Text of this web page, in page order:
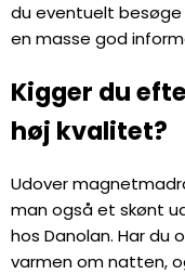
du eventuelt besøge
en masse god
Kigger du
høj kvalitet?
Udover
man også et skønt
hos Danolan. Har
varmen om natten,